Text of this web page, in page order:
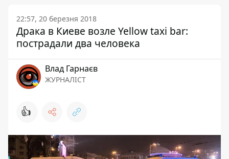
22:57, 20 березня 2018
Драка в Киеве возле Yellow taxi bar:
пострадали два человека
Влад Гарнаєв
ЖУРНАЛІСТ
👍